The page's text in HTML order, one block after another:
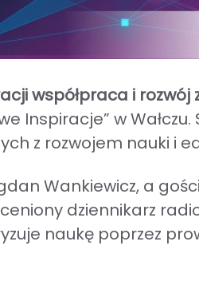
współpraca i
Inspiracje” w
z rozwojem nauki i
Wankiewicz, a
dziennikarz
naukę poprzez